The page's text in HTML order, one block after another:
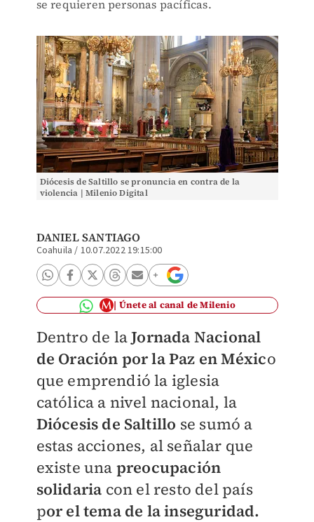
se requieren personas pacíficas.
Diócesis de Saltillo se pronuncia en contra de la
violencia | Milenio Digital
DANIEL SANTIAGO
Coahuila / 10.07.2022 19:15:00
Únete al canal de Milenio
Dentro de laJornada Nacional
de Oración por la Paz en México
que emprendió la iglesia
católica a nivel nacional, la
Diócesis de Saltillo se sumó a
estas acciones, al señalar que
existe una preocupación
solidaria con el resto del país
por el tema de la inseguridad.